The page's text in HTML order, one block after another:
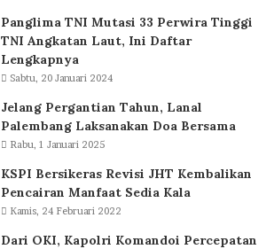
Panglima TNI Mutasi 33 Perwira Tinggi
TNI Angkatan Laut, Ini Daftar
Lengkapnya
Sabtu, 20 Januari 2024
Jelang Pergantian Tahun, Lanal
Palembang Laksanakan Doa Bersama
Rabu, 1 Januari 2025
KSPI Bersikeras Revisi JHT Kembalikan
Pencairan Manfaat Sedia Kala
Kamis, 24 Februari 2022
Dari OKI, Kapolri Komandoi Percepatan